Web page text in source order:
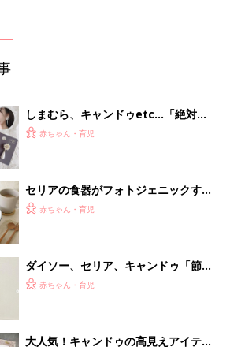
い！」ひな祭りインテリア4選
PR（KeeperSecurity）